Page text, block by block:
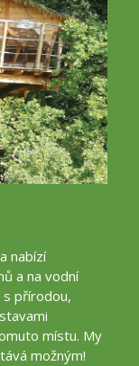
nabízí
a na vodní
přírodou,
místu. My
možným!